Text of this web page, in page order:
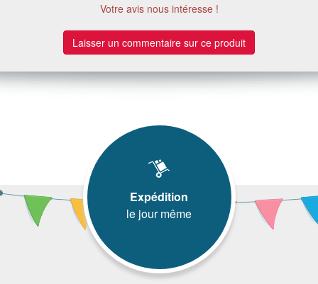
Votre avis nous intéresse !
Laisser un commentaire sur ce produit
Expédition
le jour même